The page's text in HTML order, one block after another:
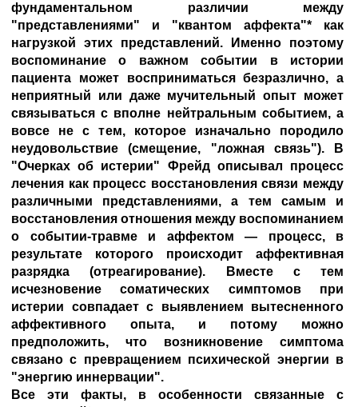
фундаментальном различии между
"представлениями" и "квантом аффекта"* как
нагрузкой этих представлений. Именно поэтому
воспоминание о важном событии в истории
пациента может восприниматься безразлично, а
неприятный или даже мучительный опыт может
связываться с вполне нейтральным событием, а
вовсе не с тем, которое изначально породило
неудовольствие (смещение, "ложная связь"). В
"Очерках об истерии" Фрейд описывал процесс
лечения как процесс восстановления связи между
различными представлениями, а тем самым и
восстановления отношения между воспоминанием
о событии-травме и аффектом — процесс, в
результате которого происходит аффективная
разрядка (отреагирование). Вместе с тем
исчезновение соматических симптомов при
истерии совпадает с выявлением вытесненного
аффективного опыта, и потому можно
предположить, что возникновение симптома
связано с превращением психической энергии в
"энергию иннервации".
Все эти факты, в особенности связанные с